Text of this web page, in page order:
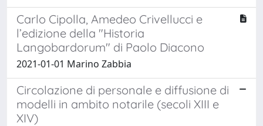
Carlo Cipolla, Amedeo Crivellucci e
l’edizione della "Historia
Langobardorum" di Paolo Diacono
2021-01-01 Marino Zabbia
Circolazione di personale e diffusione di
modelli in ambito notarile (secoli XIII e
XIV)